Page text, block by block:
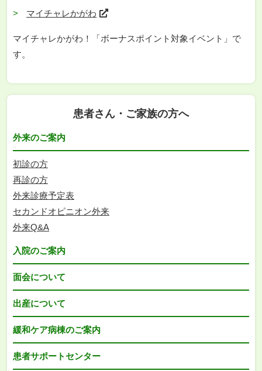
マイチャレかがわ
マイチャレかがわ！「ボーナスポイント対象イベント」で
す。
患者さん・ご家族の方へ
外来のご案内
初診の方
再診の方
外来診療予定表
セカンドオピニオン外来
外来Q&A
入院のご案内
面会について
出産について
緩和ケア病棟のご案内
患者サポートセンター